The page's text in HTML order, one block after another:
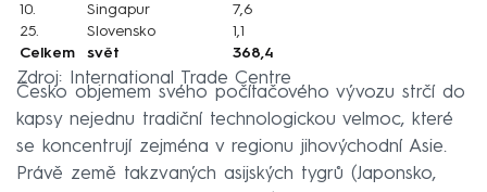
10.
Singapur
7,6
25.
Slovensko
1,1
Celkem
svět 368,4
Zdroj: International Trade Centre
Česko objemem svého počítačového vývozu strčí do
kapsy nejednu tradiční technologickou velmoc, které
se koncentrují zejména v regionu jihovýchodní Asie.
Právě země takzvaných asijských tygrů (Japonsko,